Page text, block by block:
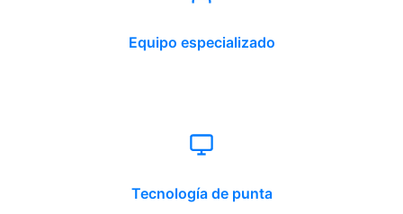
Equipo especializado
Tecnología de punta